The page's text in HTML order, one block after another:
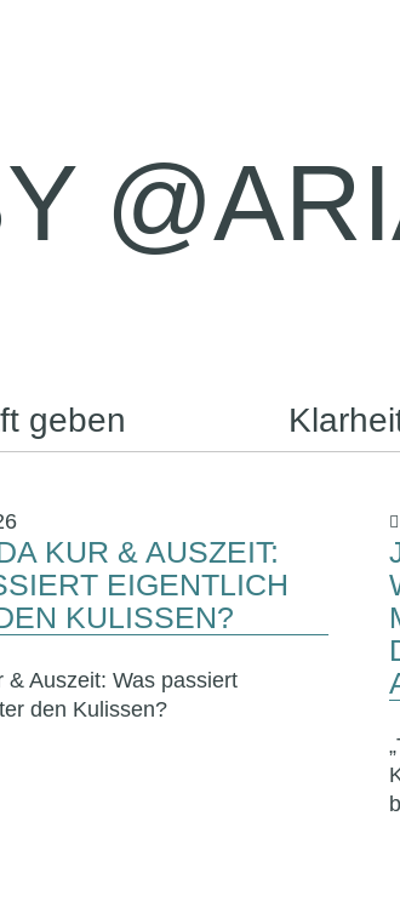
geben
KUR & AUSZEIT:
EIGENTLICH
KULISSEN?
& Auszeit: Was passiert
den Kulissen?